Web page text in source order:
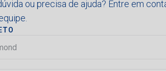
ou precisa de ajuda? Entre em